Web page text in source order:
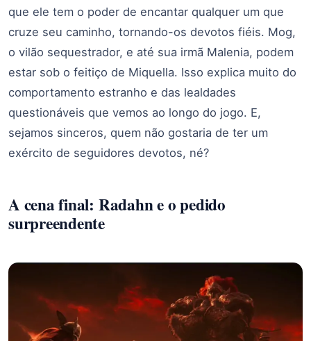
que ele tem o poder de encantar qualquer um que
cruze seu caminho, tornando-os devotos fiéis. Mog,
o vilão sequestrador, e até sua irmã Malenia, podem
estar sob o feitiço de Miquella. Isso explica muito do
comportamento estranho e das lealdades
questionáveis que vemos ao longo do jogo. E,
sejamos sinceros, quem não gostaria de ter um
exército de seguidores devotos, né?
A cena final: Radahn e o pedido
surpreendente